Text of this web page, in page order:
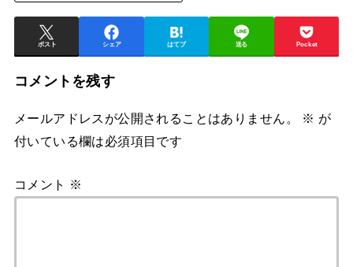
ポスト シェア はてブ 送る Pocket
コメントを残す
メールアドレスが公開されることはありません。 ※ が
付いている欄は必須項目です
コメント ※